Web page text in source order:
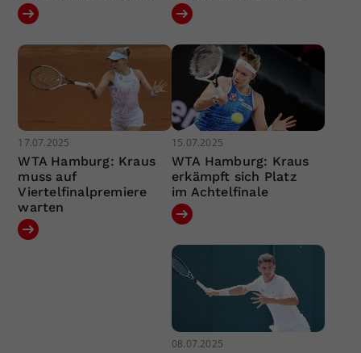
17.07.2025
WTA Hamburg: Kraus
muss auf
Viertelfinalpremiere
warten
15.07.2025
WTA Hamburg: Kraus
erkämpft sich Platz
im Achtelfinale
08.07.2025